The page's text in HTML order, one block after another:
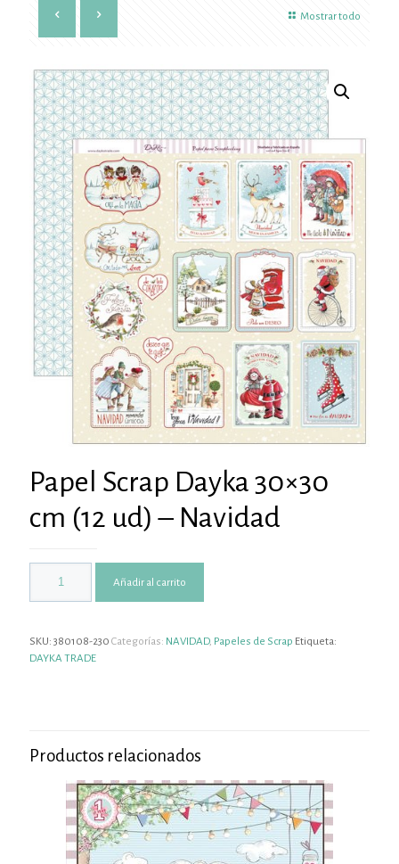
Mostrar todo
Papel Scrap Dayka 30×30
cm (12 ud) – Navidad
Añadir al carrito
SKU: 380108-230 Categorías: NAVIDAD, Papeles de Scrap Etiqueta:
DAYKA TRADE
Productos relacionados